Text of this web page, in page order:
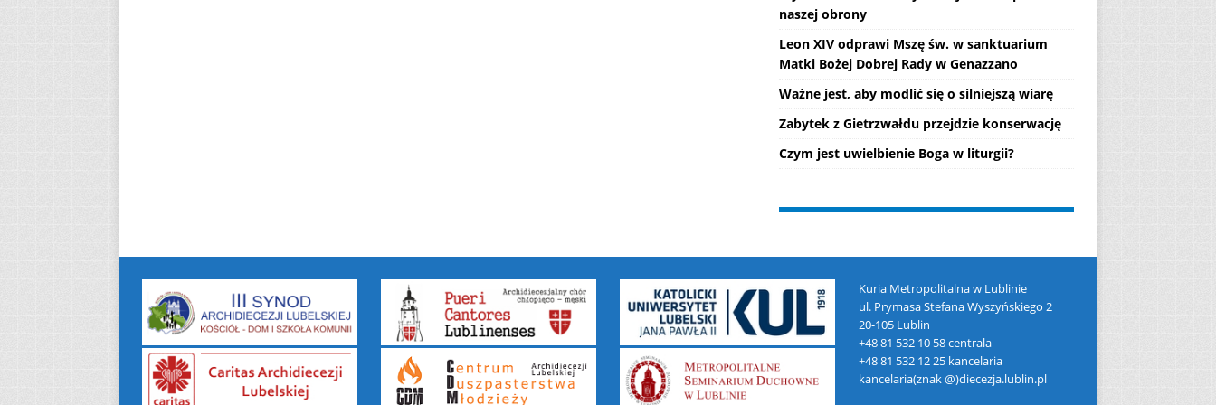
naszej obrony
Leon XIV odprawi Mszę św. w sanktuarium
Matki Bożej Dobrej Rady w Genazzano
Ważne jest, aby modlić się o silniejszą wiarę
Zabytek z Gietrzwałdu przejdzie konserwację
Czym jest uwielbienie Boga w liturgii?
Kuria Metropolitalna w Lublinie
ul. Prymasa Stefana Wyszyńskiego 2
20-105 Lublin
+48 81 532 10 58 centrala
+48 81 532 12 25 kancelaria
kancelaria(znak @)diecezja.lublin.pl